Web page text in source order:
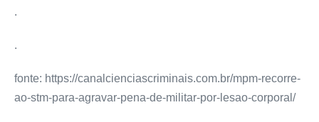
.
.
fonte: https://canalcienciascriminais.com.br/mpm-recorre-
ao-stm-para-agravar-pena-de-militar-por-lesao-corporal/